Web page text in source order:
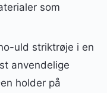
som
uld striktrøje i en
anvendelige
holder på